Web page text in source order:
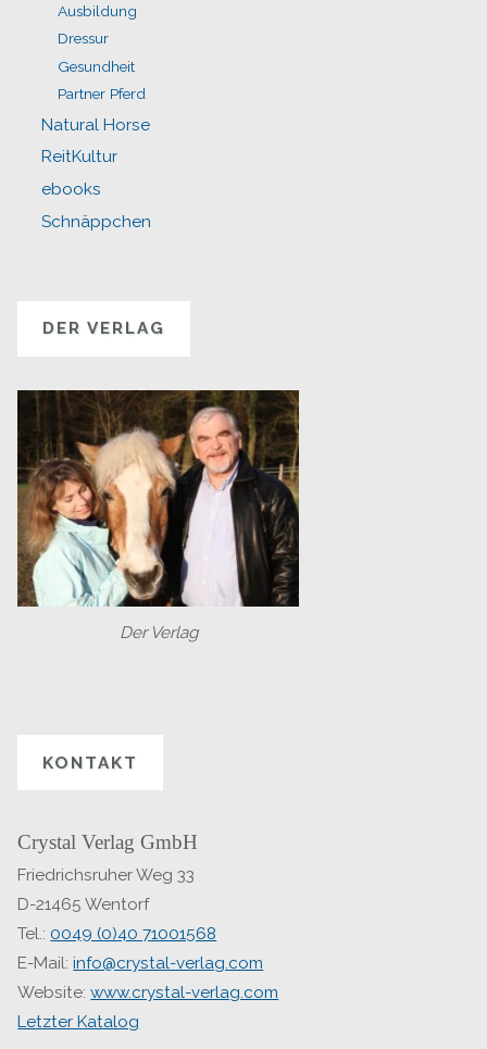
Ausbildung
Dressur
Gesundheit
Partner Pferd
Natural Horse
ReitKultur
ebooks
Schnäppchen
DER VERLAG
Der Verlag
KONTAKT
Crystal Verlag GmbH
Friedrichsruher Weg 33
D-21465 Wentorf
Tel.: 0049 (0)40 71001568
E-Mail:info@crystal-verlag.com
Website:www.crystal-verlag.com
Letzter Katalog